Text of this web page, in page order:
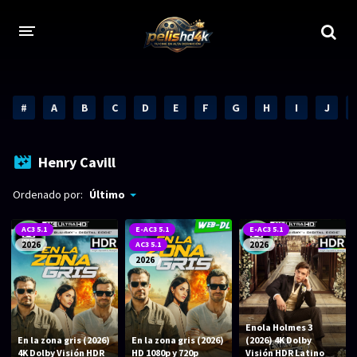
1080p 1080p Full HD
2160p REMUX 4K
720p 60 FPS
h265 HEVC 1080p REMUX
Bluray Completos
GÉNEROS
# A B C D E F G H I J
Henry Cavill
Ordenado por: Último
AC3 5.1
2026
En la zona gris (2026)
4K Dolby Visión HDR
E-AC3 5.1
AC3 5.1
2026
En la zona gris (2026)
HD 1080p y 720p
E-AC3 5.1
2026
Enola Holmes 3
(2026) 4K Dolby
Visión HDR Latino